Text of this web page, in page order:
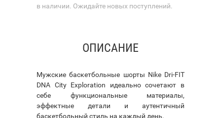
в наличии. Ожидайте новых поступлений.
ОПИСАНИЕ
Мужские баскетбольные шорты Nike Dri-FIT
DNA City Exploration идеально сочетают в
себе функциональные материалы,
эффектные детали и аутентичный
баскетбольный стиль на каждый день.